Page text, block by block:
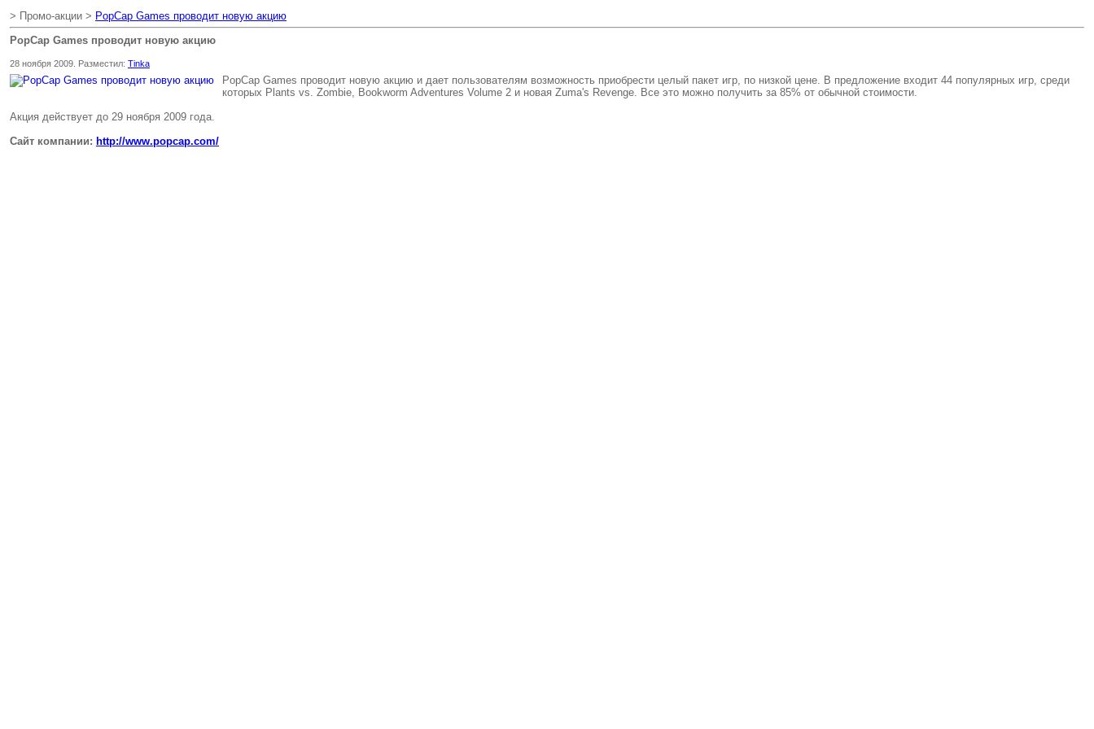
> Промо-акции > PopCap Games проводит новую акцию
PopCap Games проводит новую акцию
28 ноября 2009. Разместил: Tinka
PopCap Games проводит новую акцию и дает пользователям возможность приобрести целый пакет игр, по низкой цене. В предложение входит 44 популярных игр, среди
которых Plants vs. Zombie, Bookworm Adventures Volume 2 и новая Zuma's Revenge. Все это можно получить за 85% от обычной стоимости.
Акция действует до 29 ноября 2009 года.
Сайт компании: http://www.popcap.com/